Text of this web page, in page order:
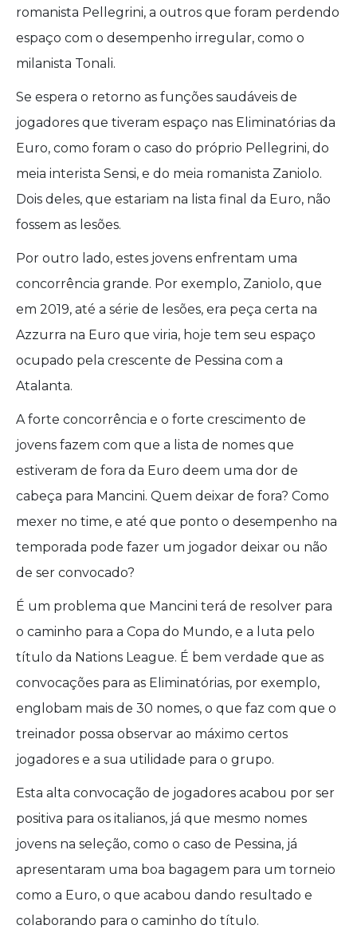
romanista Pellegrini, a outros que foram perdendo
espaço com o desempenho irregular, como o
milanista Tonali.
Se espera o retorno as funções saudáveis de
jogadores que tiveram espaço nas Eliminatórias da
Euro, como foram o caso do próprio Pellegrini, do
meia interista Sensi, e do meia romanista Zaniolo.
Dois deles, que estariam na lista final da Euro, não
fossem as lesões.
Por outro lado, estes jovens enfrentam uma
concorrência grande. Por exemplo, Zaniolo, que
em 2019, até a série de lesões, era peça certa na
Azzurra na Euro que viria, hoje tem seu espaço
ocupado pela crescente de Pessina com a
Atalanta.
A forte concorrência e o forte crescimento de
jovens fazem com que a lista de nomes que
estiveram de fora da Euro deem uma dor de
cabeça para Mancini. Quem deixar de fora? Como
mexer no time, e até que ponto o desempenho na
temporada pode fazer um jogador deixar ou não
de ser convocado?
É um problema que Mancini terá de resolver para
o caminho para a Copa do Mundo, e a luta pelo
título da Nations League. É bem verdade que as
convocações para as Eliminatórias, por exemplo,
englobam mais de 30 nomes, o que faz com que o
treinador possa observar ao máximo certos
jogadores e a sua utilidade para o grupo.
Esta alta convocação de jogadores acabou por ser
positiva para os italianos, já que mesmo nomes
jovens na seleção, como o caso de Pessina, já
apresentaram uma boa bagagem para um torneio
como a Euro, o que acabou dando resultado e
colaborando para o caminho do título.